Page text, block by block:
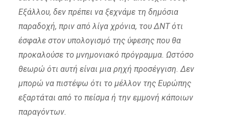
Εξάλλου, δεν πρέπει να ξεχνάμε τη δημόσια
παραδοχή, πριν από λίγα χρόνια, του ΔΝΤ ότι
έσφαλε στον υπολογισμό της ύφεσης που θα
προκαλούσε το μνημονιακό πρόγραμμα. Ωστόσο
θεωρώ ότι αυτή είναι μια ρηχή προσέγγιση. Δεν
μπορώ να πιστέψω ότι το μέλλον της Ευρώπης
εξαρτάται από το πείσμα ή την εμμονή κάποιων
παραγόντων.